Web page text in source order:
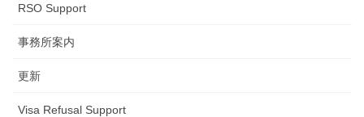
RSO Support
事務所案内
更新
Visa Refusal Support